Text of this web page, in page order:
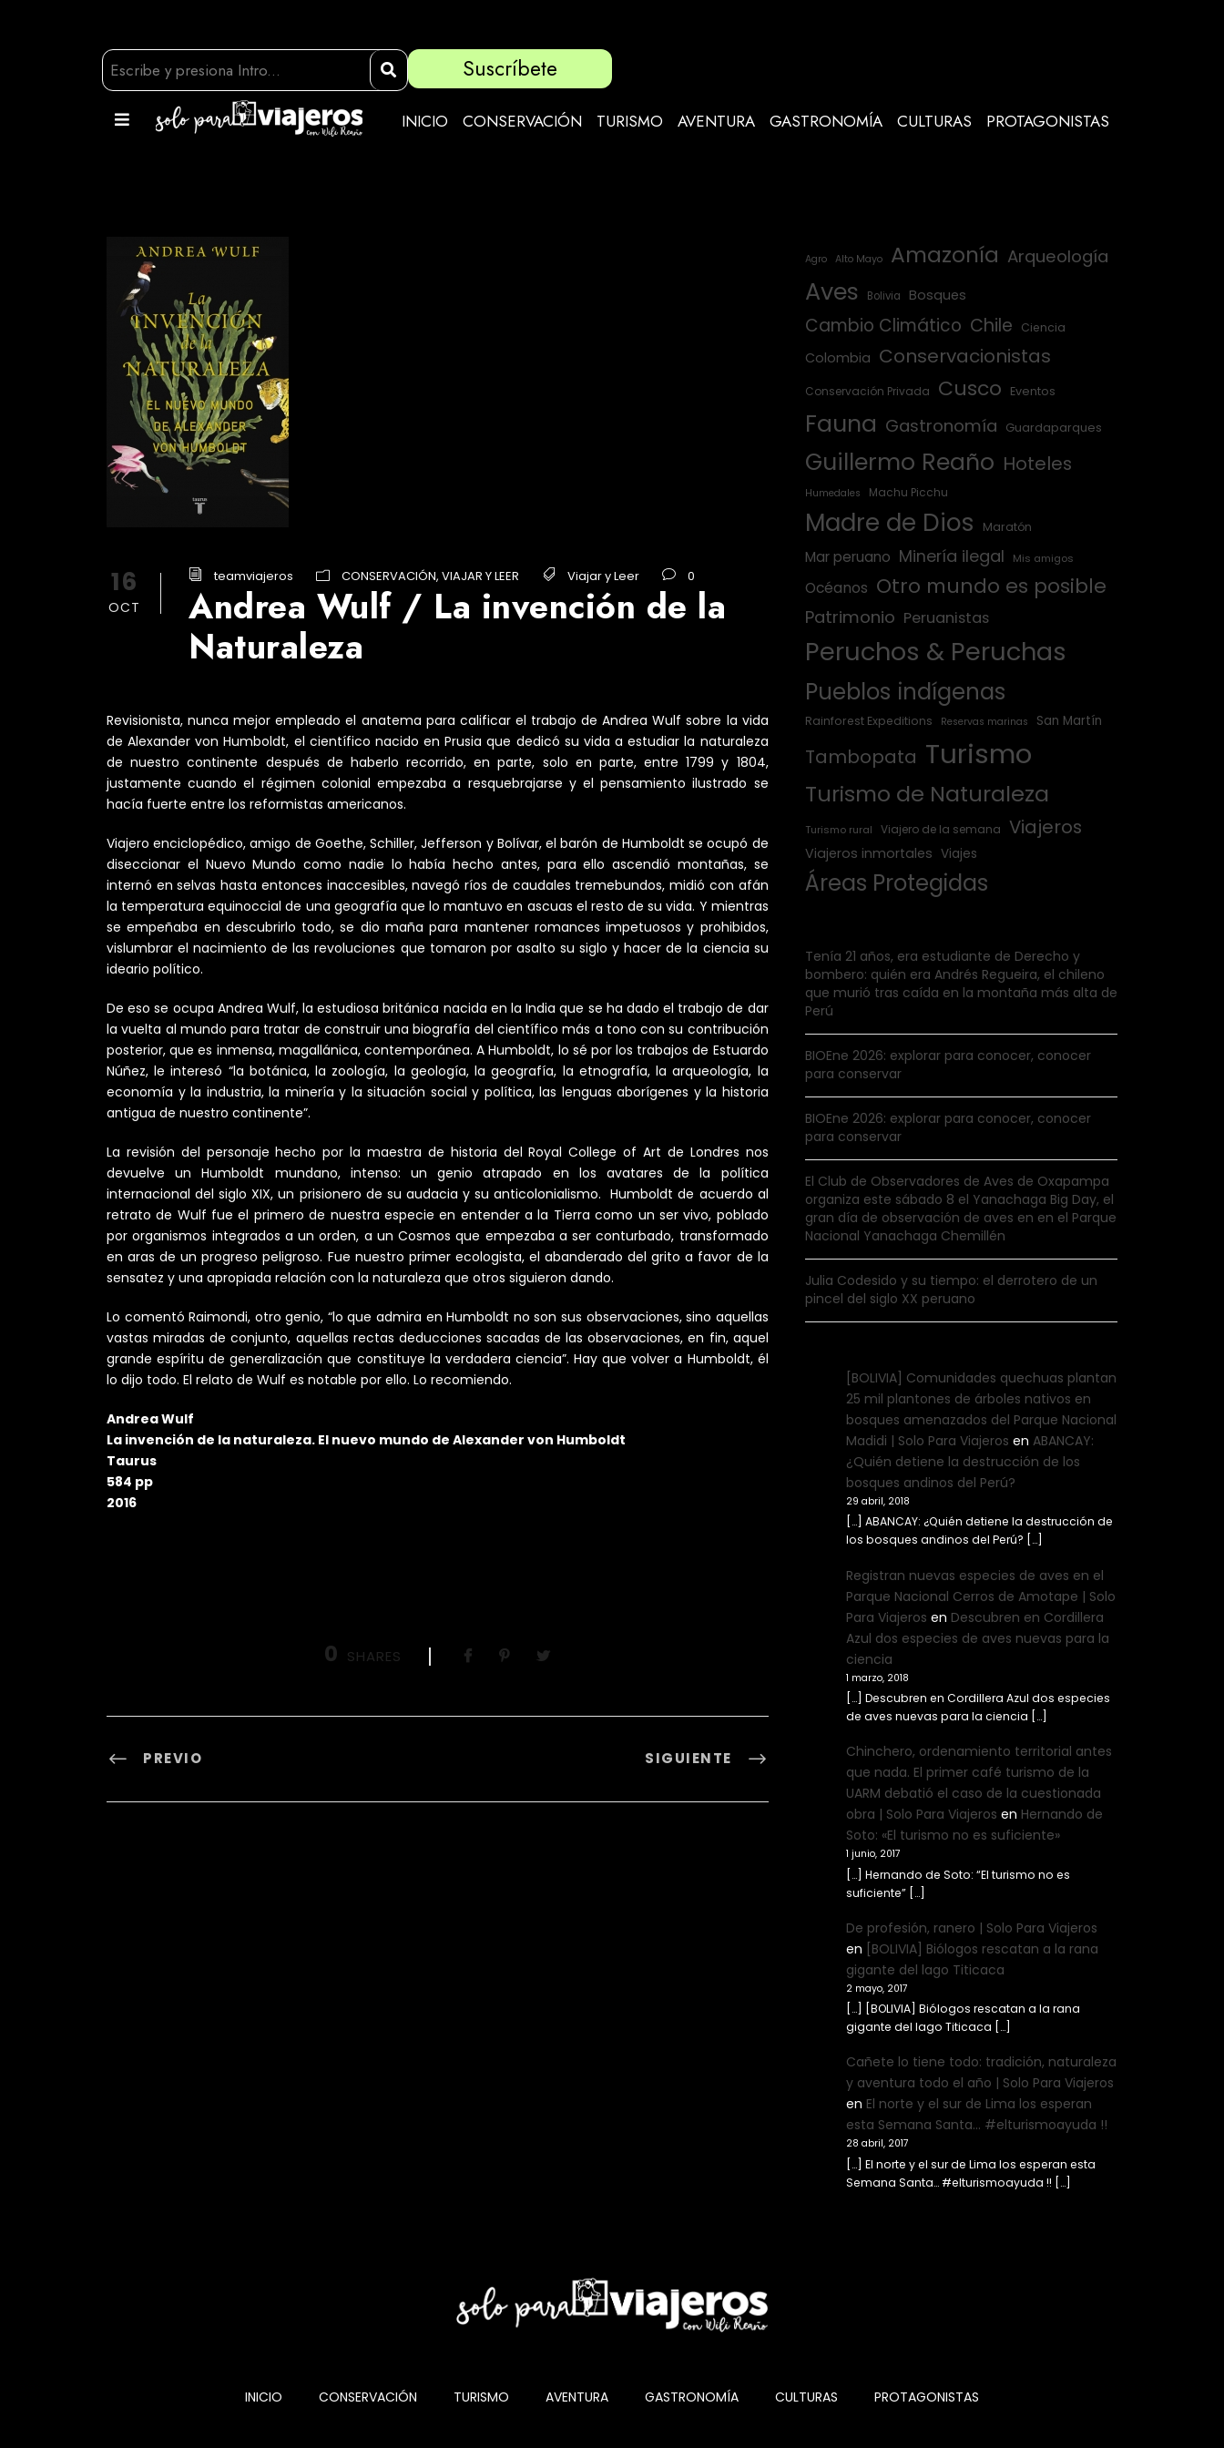
Suscríbete
INICIO CONSERVACIÓN TURISMO AVENTURA GASTRONOMÍA CULTURAS PROTAGONISTAS
16
OCT
teamviajeros CONSERVACIÓN, VIAJAR Y LEER Viajar y Leer 0
Andrea Wulf / La invención de la
Naturaleza
Revisionista, nunca mejor empleado el anatema para calificar el trabajo de Andrea Wulf sobre la vida
de Alexander von Humboldt, el científico nacido en Prusia que dedicó su vida a estudiar la naturaleza
de nuestro continente después de haberlo recorrido, en parte, solo en parte, entre 1799 y 1804,
justamente cuando el régimen colonial empezaba a resquebrajarse y el pensamiento ilustrado se
hacía fuerte entre los reformistas americanos.
Viajero enciclopédico, amigo de Goethe, Schiller, Jefferson y Bolívar, el barón de Humboldt se ocupó de
diseccionar el Nuevo Mundo como nadie lo había hecho antes, para ello ascendió montañas, se
internó en selvas hasta entonces inaccesibles, navegó ríos de caudales tremebundos, midió con afán
la temperatura equinoccial de una geografía que lo mantuvo en ascuas el resto de su vida. Y mientras
se empeñaba en descubrirlo todo, se dio maña para mantener romances impetuosos y prohibidos,
vislumbrar el nacimiento de las revoluciones que tomaron por asalto su siglo y hacer de la ciencia su
ideario político.
De eso se ocupa Andrea Wulf, la estudiosa británica nacida en la India que se ha dado el trabajo de dar
la vuelta al mundo para tratar de construir una biografía del científico más a tono con su contribución
posterior, que es inmensa, magallánica, contemporánea. A Humboldt, lo sé por los trabajos de Estuardo
Núñez, le interesó “la botánica, la zoología, la geología, la geografía, la etnografía, la arqueología, la
economía y la industria, la minería y la situación social y política, las lenguas aborígenes y la historia
antigua de nuestro continente”.
La revisión del personaje hecho por la maestra de historia del Royal College of Art de Londres nos
devuelve un Humboldt mundano, intenso: un genio atrapado en los avatares de la política
internacional del siglo XIX, un prisionero de su audacia y su anticolonialismo. Humboldt de acuerdo al
retrato de Wulf fue el primero de nuestra especie en entender a la Tierra como un ser vivo, poblado
por organismos integrados a un orden, a un Cosmos que empezaba a ser conturbado, transformado
en aras de un progreso peligroso. Fue nuestro primer ecologista, el abanderado del grito a favor de la
sensatez y una apropiada relación con la naturaleza que otros siguieron dando.
Lo comentó Raimondi, otro genio, “lo que admira en Humboldt no son sus observaciones, sino aquellas
vastas miradas de conjunto, aquellas rectas deducciones sacadas de las observaciones, en fin, aquel
grande espíritu de generalización que constituye la verdadera ciencia”. Hay que volver a Humboldt, él
lo dijo todo. El relato de Wulf es notable por ello. Lo recomiendo.
Andrea Wulf
La invención de la naturaleza. El nuevo mundo de Alexander von Humboldt
Taurus
584 pp
2016
0 SHARES
PREVIO SIGUIENTE
Agro Alto Mayo Amazonía Arqueología
Aves Bolivia Bosques
Cambio Climático Chile Ciencia
Colombia Conservacionistas
Conservación Privada Cusco Eventos
Fauna Gastronomía Guardaparques
Guillermo Reaño Hoteles
Humedales Machu Picchu
Madre de Dios Maratón
Mar peruano Minería ilegal Mis amigos
Océanos Otro mundo es posible
Patrimonio Peruanistas
Peruchos & Peruchas
Pueblos indígenas
Rainforest Expeditions Reservas marinas San Martín
Tambopata Turismo
Turismo de Naturaleza
Turismo rural Viajero de la semana Viajeros
Viajeros inmortales Viajes
Áreas Protegidas
Tenía 21 años, era estudiante de Derecho y
bombero: quién era Andrés Regueira, el chileno
que murió tras caída en la montaña más alta de
Perú
BIOEne 2026: explorar para conocer, conocer
para conservar
BIOEne 2026: explorar para conocer, conocer
para conservar
El Club de Observadores de Aves de Oxapampa
organiza este sábado 8 el Yanachaga Big Day, el
gran día de observación de aves en en el Parque
Nacional Yanachaga Chemillén
Julia Codesido y su tiempo: el derrotero de un
pincel del siglo XX peruano
[BOLIVIA] Comunidades quechuas plantan
25 mil plantones de árboles nativos en
bosques amenazados del Parque Nacional
Madidi | Solo Para Viajeros enABANCAY:
¿Quién detiene la destrucción de los
bosques andinos del Perú?
29 abril, 2018
[…] ABANCAY: ¿Quién detiene la destrucción de
los bosques andinos del Perú? […]
Registran nuevas especies de aves en el
Parque Nacional Cerros de Amotape | Solo
Para Viajeros en Descubren en Cordillera
Azul dos especies de aves nuevas para la
ciencia
1 marzo, 2018
[…] Descubren en Cordillera Azul dos especies
de aves nuevas para la ciencia […]
Chinchero, ordenamiento territorial antes
que nada. El primer café turismo de la
UARM debatió el caso de la cuestionada
obra | Solo Para Viajeros en Hernando de
Soto: «El turismo no es suficiente»
1 junio, 2017
[…] Hernando de Soto: “El turismo no es
suficiente” […]
De profesión, ranero | Solo Para Viajeros
en [BOLIVIA] Biólogos rescatan a la rana
gigante del lago Titicaca
2 mayo, 2017
[…] [BOLIVIA] Biólogos rescatan a la rana
gigante del lago Titicaca […]
Cañete lo tiene todo: tradición, naturaleza
y aventura todo el año | Solo Para Viajeros
en El norte y el sur de Lima los esperan
esta Semana Santa… #elturismoayuda !!
28 abril, 2017
[…] El norte y el sur de Lima los esperan esta
Semana Santa… #elturismoayuda !! […]
INICIO CONSERVACIÓN TURISMO AVENTURA GASTRONOMÍA CULTURAS PROTAGONISTAS